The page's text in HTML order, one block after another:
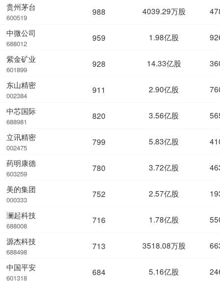
贵州茅台
600519
中微公司
688012
紫金矿业
601899
东山精密
002384
中芯国际
688981
立讯精密
002475
药明康德
603259
美的集团
000333
澜起科技
688008
源杰科技
688498
中国平安
601318
988 4039.29万股
959 1.98亿股
928 14.33亿股
911 2.90亿股
820 3.56亿股
799 5.83亿股
780 3.72亿股
752 2.57亿股
716 1.78亿股
713 3518.08万股
684 5.16亿股